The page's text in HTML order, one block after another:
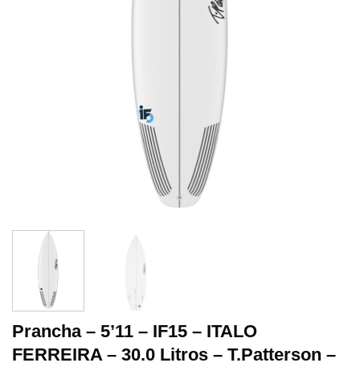
Prancha – 5’11 – IF15 – ITALO
FERREIRA – 30.0 Litros – T.Patterson –